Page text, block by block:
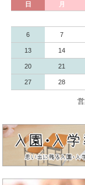
日
月
6 7
13 14
20 21
27 28